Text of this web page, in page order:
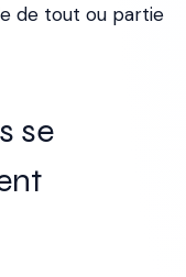
de tout ou partie
se